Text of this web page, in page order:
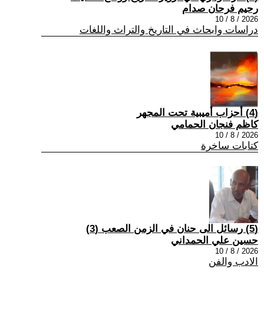
رحيم فرحان صدام
2026 / 8 / 10
دراسات وابحاث في التاريخ والتراث واللغات
(4) أحزاب أميبية تحت المجهر
كاظم فنجان الحمامي
2026 / 8 / 10
كتابات ساخرة
(5) رسائل الى حنان في الزمن الصعب (3)
حسين علي الحمداني
2026 / 8 / 10
الادب والفن